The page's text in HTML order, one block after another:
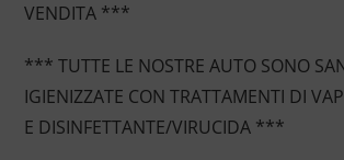
VENDITA ***
*** TUTTE LE NOSTRE AUTO SONO
IGIENIZZATE CON TRATTAMENTI DI
E DISINFETTANTE/VIRUCIDA ***